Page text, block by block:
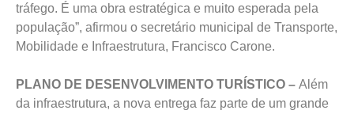
tráfego. É uma obra estratégica e muito esperada pela
população”, afirmou o secretário municipal de Transporte,
Mobilidade e Infraestrutura, Francisco Carone.
PLANO DE DESENVOLVIMENTO TURÍSTICO – Além
da infraestrutura, a nova entrega faz parte de um grande